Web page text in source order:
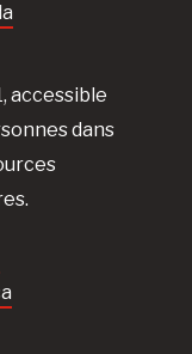
accessible
dans